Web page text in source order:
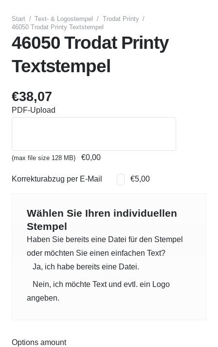
Start / Text- & Logostempel / Trodat Printy /
46050 Trodat Printy Textstempel
46050 Trodat Printy
Textstempel
€38,07
PDF-Upload
(max file size 128 MB) €0,00
Korrekturabzug per E-Mail €5,00
Wählen Sie Ihren individuellen
Stempel
Haben Sie bereits eine Datei für den Stempel
oder möchten Sie einen einfachen Text?
Ja, ich habe bereits eine Datei.
Nein, ich möchte Text und evtl. ein Logo
angeben.
Options amount